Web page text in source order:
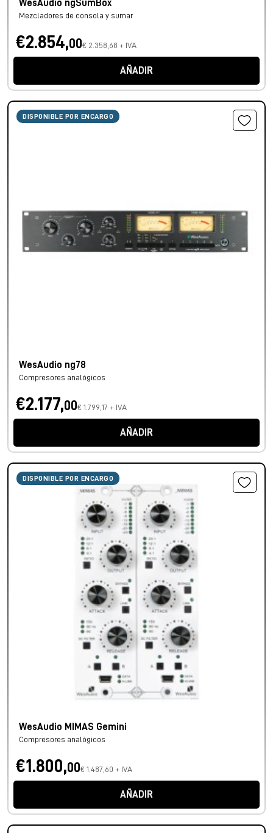
WesAudio ngSumBox
Mezcladores de consola y sumar
€2.854,00€ 2.358,68 + IVA
AÑADIR
DISPONIBLE POR ENCARGO
WesAudio ng78
Compresores analógicos
€2.177,00€ 1.799,17 + IVA
AÑADIR
DISPONIBLE POR ENCARGO
WesAudio MIMAS Gemini
Compresores analógicos
€1.800,00€ 1.487,60 + IVA
AÑADIR